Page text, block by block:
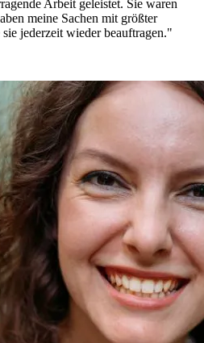
Arbeit geleistet. Sie waren
meine Sachen mit größter
jederzeit wieder beauftragen."